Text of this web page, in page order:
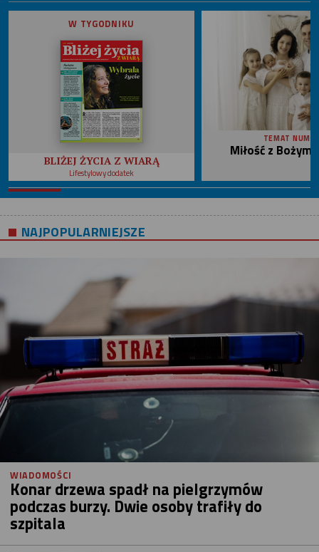
W TYGODNIKU
BLIŻEJ ŻYCIA Z WIARĄ
Lifestylowy dodatek
TEMAT
Miłość z
NAJPOPULARNIEJSZE
WIADOMOŚCI
Konar drzewa spadł na pielgrzymów
podczas burzy. Dwie osoby trafiły do
szpitala